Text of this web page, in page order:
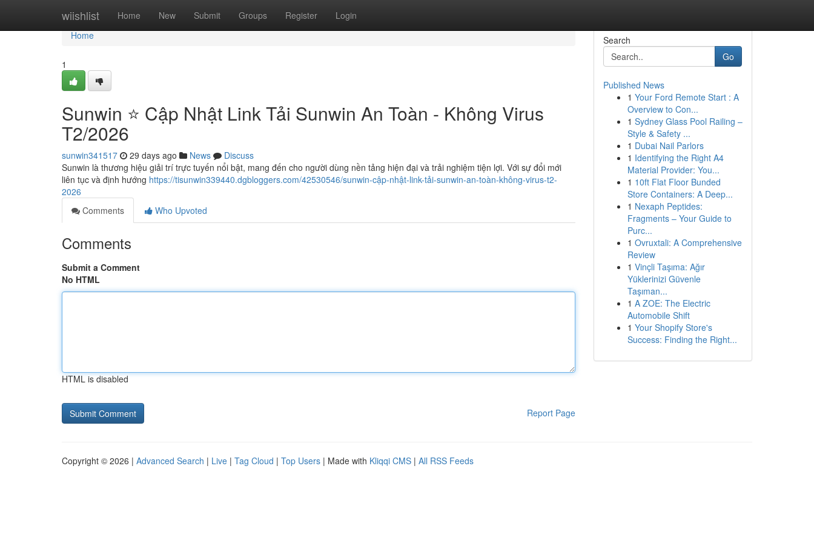
wiishlist Home New Submit Groups Register Login
Home
Home
1
Sunwin ⭐️ Cập Nhật Link Tải Sunwin An Toàn - Không Virus
T2/2026
sunwin341517 29 days ago News
Discuss
Sunwin là thương hiệu giải trí trực tuyến nổi bật, mang đến cho người dùng nền tảng hiện đại và trải nghiệm tiện lợi. Với sự đổi mới
liên tục và định hướng https://tisunwin339440.dgbloggers.com/42530546/sunwin-cập-nhật-link-tải-sunwin-an-toàn-không-virus-t2-
2026
Comments
Who Upvoted
Comments
Submit a Comment
No HTML
HTML is disabled
Report Page
Search
Go
Published News
1 Your Ford Remote Start : A
Overview to Con...
1 Sydney Glass Pool Railing –
Style & Safety ...
1 Dubai Nail Parlors
1 Identifying the Right A4
Material Provider: You...
1 10ft Flat Floor Bunded
Store Containers: A Deep...
1 Nexaph Peptides:
Fragments – Your Guide to
Purc...
1 Ovruxtali: A Comprehensive
Review
1 Vinçli Taşıma: Ağır
Yüklerinizi Güvenle
Taşıman...
1 A ZOE: The Electric
Automobile Shift
1 Your Shopify Store's
Success: Finding the Right...
Copyright © 2026 | Advanced Search | Live | Tag Cloud | Top Users | Made with Kliqqi CMS | All RSS Feeds